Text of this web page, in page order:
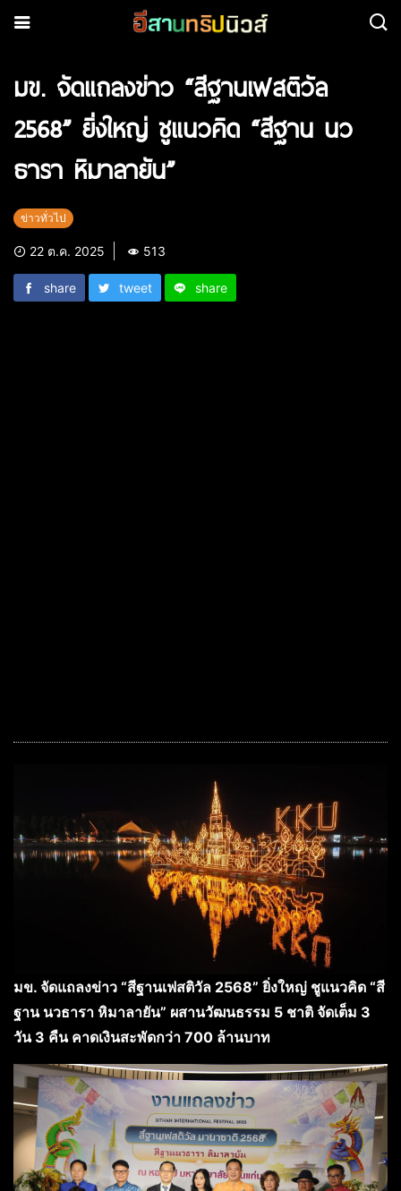
มข. จัดแถลงข่าว “สีฐานเฟสติวัล
2568” ยิ่งใหญ่ ชูแนวคิด “สีฐาน นว
ธารา หิมาลายัน”
ข่าวทั่วไป
22 ต.ค. 2025 513
share tweet share
มข. จัดแถลงข่าว “สีฐานเฟสติวัล 2568” ยิ่งใหญ่ ชูแนวคิด “สี
ฐาน นวธารา หิมาลายัน” ผสานวัฒนธรรม 5 ชาติ จัดเต็ม 3
วัน 3 คืน คาดเงินสะพัดกว่า 700 ล้านบาท